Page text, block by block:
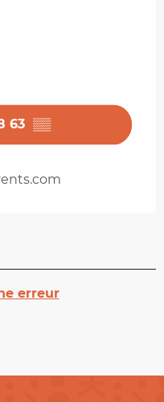
63 ▒▒
erreur